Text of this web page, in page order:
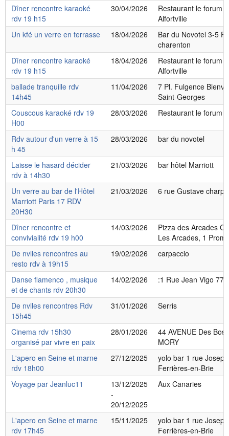
Dîner rencontre karaoké
rdv 19 h15
30/04/2026
Restaurant le forum
Alfortville
Un kfé un verre en terrasse
18/04/2026
Bar du Novotel 3-5
charenton
Dîner rencontre karaoké
rdv 19 h15
18/04/2026
Restaurant le forum
Alfortville
ballade tranquille rdv
14h45
11/04/2026
7 Pl. Fulgence
Saint-Georges
Couscous karaoké rdv 19
H00
28/03/2026 Restaurant le forum
Rdv autour d'un verre à 15
h 45
28/03/2026 bar du novotel
Laisse le hasard décider
rdv à 14h30
21/03/2026 bar hôtel Marriott
Un verre au bar de l'Hôtel
Marriott Paris 17 RDV
20H30
21/03/2026 6 rue Gustave
Dîner rencontre et
convivialité rdv 19 h00
14/03/2026
Pizza des Arcades
Les Arcades, 1
De nvlles rencontres au
resto rdv à 19h15
19/02/2026 carpaccio
Danse flamenco , musique
et de chants rdv 20h30
14/02/2026 :1 Rue Jean Vigo
De nvlles rencontres Rdv
15h45
31/01/2026 Serris
Cinema rdv 15h30
organisé par vivre en paix
28/01/2026
44 AVENUE Des
MORY
L'apero en Seine et marne
rdv 18h00
27/12/2025
yolo bar 1 rue
Ferrières-en-Brie
Voyage par Jeanluc11
13/12/2025
-
20/12/2025
Aux Canaries
L'apero en Seine et marne
rdv 17h45
15/11/2025
yolo bar 1 rue
Ferrières-en-Brie